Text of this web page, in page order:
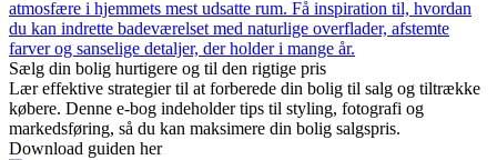
atmosfære i hjemmets mest udsatte rum. Få inspiration til, hvordan
du kan indrette badeværelset med naturlige overflader, afstemte
farver og sanselige detaljer, der holder i mange år.
Sælg din bolig hurtigere og til den rigtige pris
Lær effektive strategier til at forberede din bolig til salg og tiltrække
købere. Denne e-bog indeholder tips til styling, fotografi og
markedsføring, så du kan maksimere din bolig salgspris.
Download guiden her